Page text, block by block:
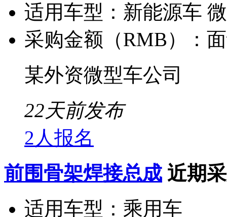
适用车型： 新能源车
采购金额（RMB）：
某外资微型车公司
22天前发布
2人报名
前围骨架焊接总成 近期
适用车型： 乘用车